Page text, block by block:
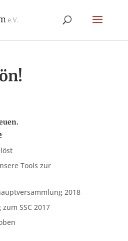
Tools zur
2018
SSC 2017